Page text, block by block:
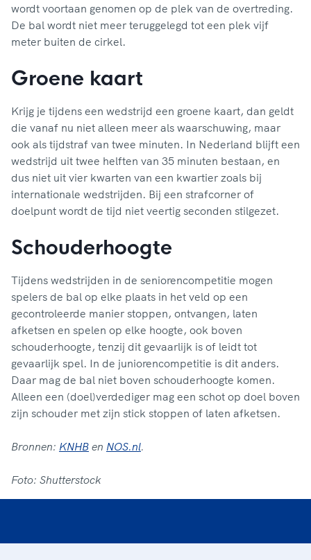
wordt voortaan genomen op de plek van de overtreding.
De bal wordt niet meer teruggelegd tot een plek vijf
meter buiten de cirkel.
Groene kaart
Krijg je tijdens een wedstrijd een groene kaart, dan geldt
die vanaf nu niet alleen meer als waarschuwing, maar
ook als tijdstraf van twee minuten. In Nederland blijft een
wedstrijd uit twee helften van 35 minuten bestaan, en
dus niet uit vier kwarten van een kwartier zoals bij
internationale wedstrijden. Bij een strafcorner of
doelpunt wordt de tijd niet veertig seconden stilgezet.
Schouderhoogte
Tijdens wedstrijden in de seniorencompetitie mogen
spelers de bal op elke plaats in het veld op een
gecontroleerde manier stoppen, ontvangen, laten
afketsen en spelen op elke hoogte, ook boven
schouderhoogte, tenzij dit gevaarlijk is of leidt tot
gevaarlijk spel. In de juniorencompetitie is dit anders.
Daar mag de bal niet boven schouderhoogte komen.
Alleen een (doel)verdediger mag een schot op doel boven
zijn schouder met zijn stick stoppen of laten afketsen.
Bronnen: KNHB en NOS.nl.
Foto: Shutterstock